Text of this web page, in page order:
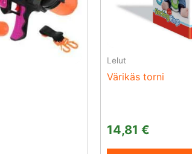
Lelut
Värikäs torni
14,81 €